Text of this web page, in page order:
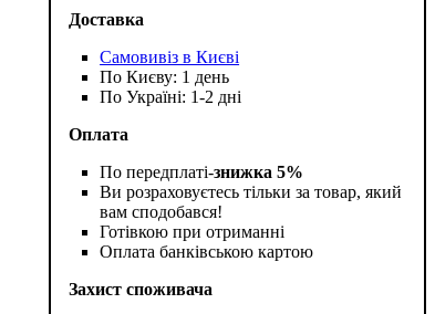
Доставка
Самовивіз в Києві
По Києву: 1 день
По Україні: 1-2 дні
Оплата
По передплаті-знижка 5%
Ви розраховуєтесь тільки за товар, який
вам сподобався!
Готівкою при отриманні
Оплата банківською картою
Захист споживача